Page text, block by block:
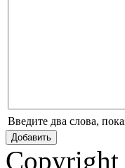
Введите два слова,
Copyright